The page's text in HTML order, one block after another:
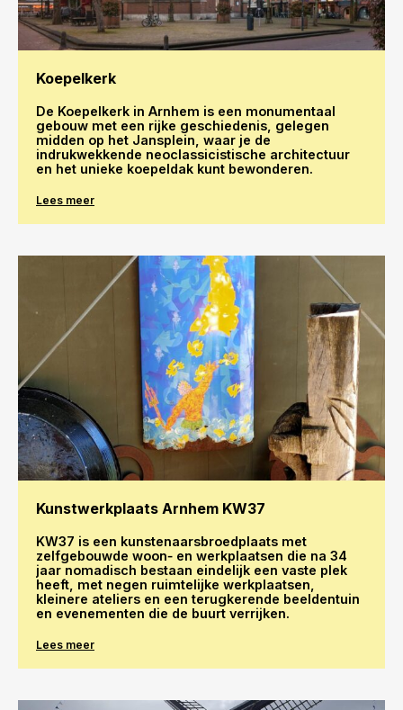
Koepelkerk
De Koepelkerk in Arnhem is een monumentaal
gebouw met een rijke geschiedenis, gelegen
midden op het Jansplein, waar je de
indrukwekkende neoclassicistische architectuur
en het unieke koepeldak kunt bewonderen.
Lees meer
Kunstwerkplaats Arnhem KW37
KW37 is een kunstenaarsbroedplaats met
zelfgebouwde woon‑ en werkplaatsen die na 34
jaar nomadisch bestaan eindelijk een vaste plek
heeft, met negen ruimtelijke werkplaatsen,
kleinere ateliers en een terugkerende beeldentuin
en evenementen die de buurt verrijken.
Lees meer